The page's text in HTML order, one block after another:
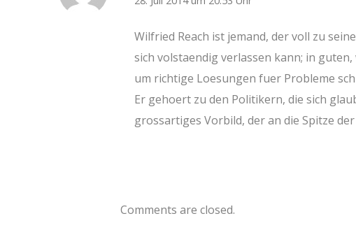
Wilfried Reach ist jemand, der voll zu
sich volstaendig verlassen kann; in
um richtige Loesungen fuer Probleme
Er gehoert zu den Politikern, die sich
grossartiges Vorbild, der an die Spitze
Comments are closed.